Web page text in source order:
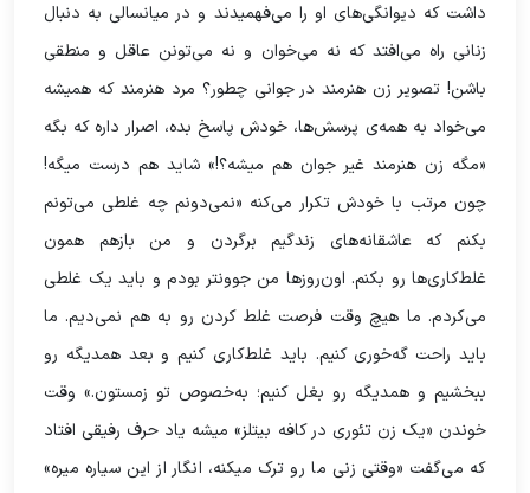
داشت که دیوانگی‌های او را می‌فهمیدند و در میانسالی به دنبال
زنانی راه می‌افتد که نه می‌خوان و نه می‌تونن عاقل و منطقی
باشن! تصویر زن هنرمند در جوانی چطور؟ مرد هنرمند که همیشه
می‌خواد به همه‌ی پرسش‌ها، خودش پاسخ بده، اصرار داره که بگه
«مگه زن هنرمند غیر جوان هم میشه؟!» شاید هم درست میگه!
چون مرتب با خودش تکرار می‌کنه «نمی‌دونم چه غلطی می‌تونم
بکنم که عاشقانه‌های زندگیم برگردن و من بازهم همون
غلط‌کاری‌ها رو بکنم. اون‌روزها من جوونتر بودم و باید یک غلطی
می‌کردم. ما هیچ وقت فرصت غلط کردن رو به هم نمی‌دیم. ما
باید راحت گه‌خوری کنیم. باید غلط‌کاری کنیم و بعد همدیگه رو
ببخشیم و همدیگه رو بغل کنیم؛ به‌خصوص تو زمستون.» وقت
خوندن «یک زن تئوری در کافه بیتلز» میشه یاد حرف رفیقی افتاد
که می‌گفت «وقتی زنی ما رو ترک میکنه، انگار از این سیاره میره»